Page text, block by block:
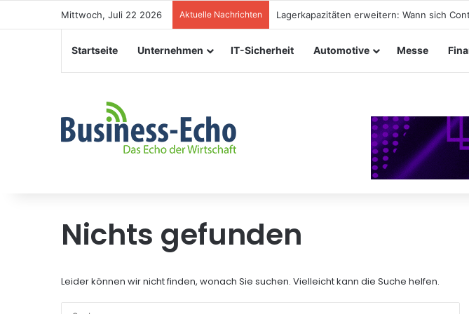
Mittwoch, Juli 22 2026 Aktuelle Nachrichten Lagerkapazitäten erweitern: Wann sich
Startseite Unternehmen IT-Sicherheit Automotive Messe
Nichts gefunden
Leider können wir nicht finden, wonach Sie suchen. Vielleicht kann die Suche helfen.